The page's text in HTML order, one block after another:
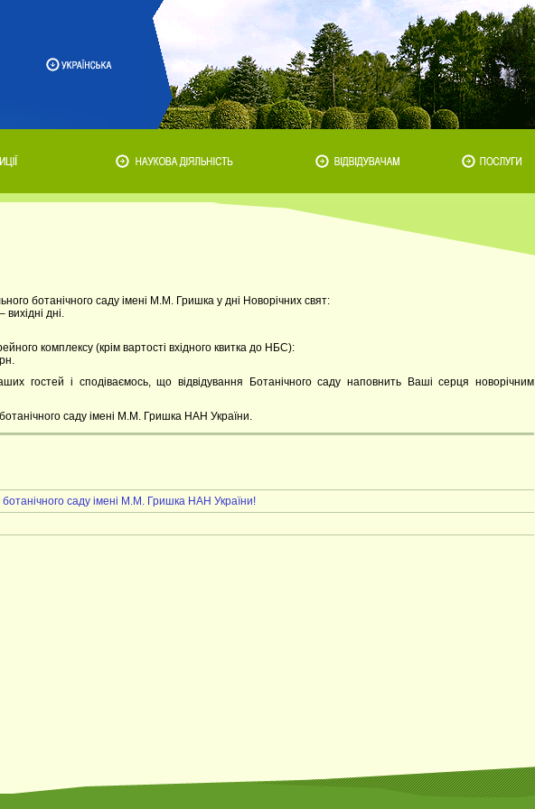
ботанічного саду імені М.М. Гришка у дні Новорічних свят:
дні.
комплексу (крім вартості вхідного квитка до НБС):
гостей і сподіваємось, що відвідування Ботанічного саду наповнить Ваші серця новорічним
саду імені М.М. Гришка НАН України.
ботанічного саду імені М.М. Гришка НАН України!